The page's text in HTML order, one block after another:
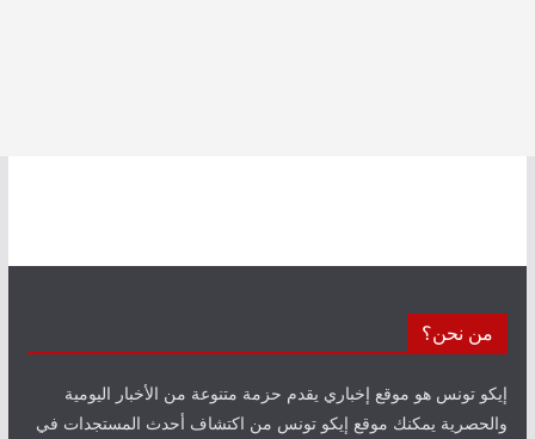
من نحن؟
إيكو تونس هو موقع إخباري يقدم حزمة متنوعة من الأخبار اليومية
والحصرية يمكنك موقع إيكو تونس من اكتشاف أحدث المستجدات في